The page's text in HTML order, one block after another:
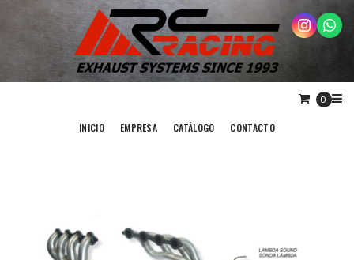
0
INICIO EMPRESA CATÁLOGO CONTACTO